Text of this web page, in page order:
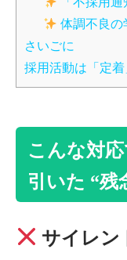
体調不良の
さいごに
採用活動は「定着
こんな対
引いた “残
サイレン